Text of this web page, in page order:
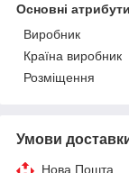
Основні атрибути
Виробник
Країна виробник
Розміщення
Умови
Нова Пошта